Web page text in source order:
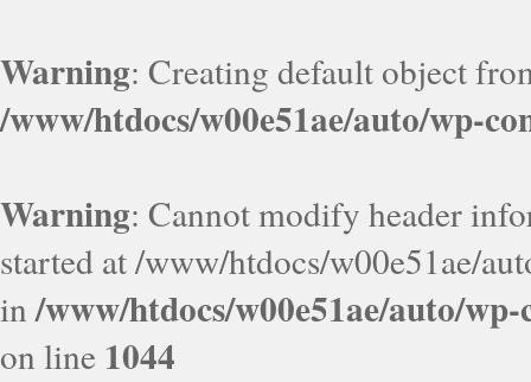
Warning: Creating default object
/www/htdocs/w00e51ae/auto/wp-
Warning: Cannot modify header
started at /www/htdocs/w00e51ae/
in/www/htdocs/w00e51ae/auto/
on line 1044